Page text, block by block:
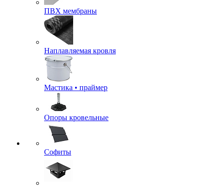
ПВХ мембраны
Наплавляемая кровля
Мастика • праймер
Опоры кровельные
Софиты